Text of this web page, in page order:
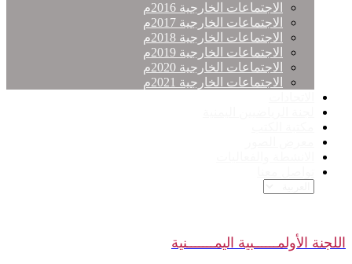
الاجتماعات الخارجية 2016م
الاجتماعات الخارجية 2017م
الاجتماعات الخارجية 2018م
الاجتماعات الخارجية 2019م
الاجتماعات الخارجية 2020م
الاجتماعات الخارجية 2021م
اللجنة الأولمــــــبية اليمـــــــنية